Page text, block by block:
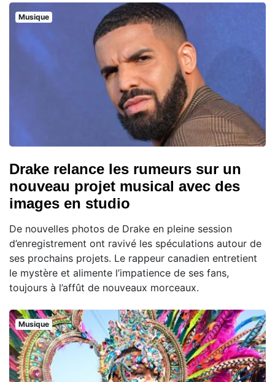
Musique
Drake relance les rumeurs sur un
nouveau projet musical avec des
images en studio
De nouvelles photos de Drake en pleine session
d’enregistrement ont ravivé les spéculations autour de
ses prochains projets. Le rappeur canadien entretient
le mystère et alimente l’impatience de ses fans,
toujours à l’affût de nouveaux morceaux.
Musique